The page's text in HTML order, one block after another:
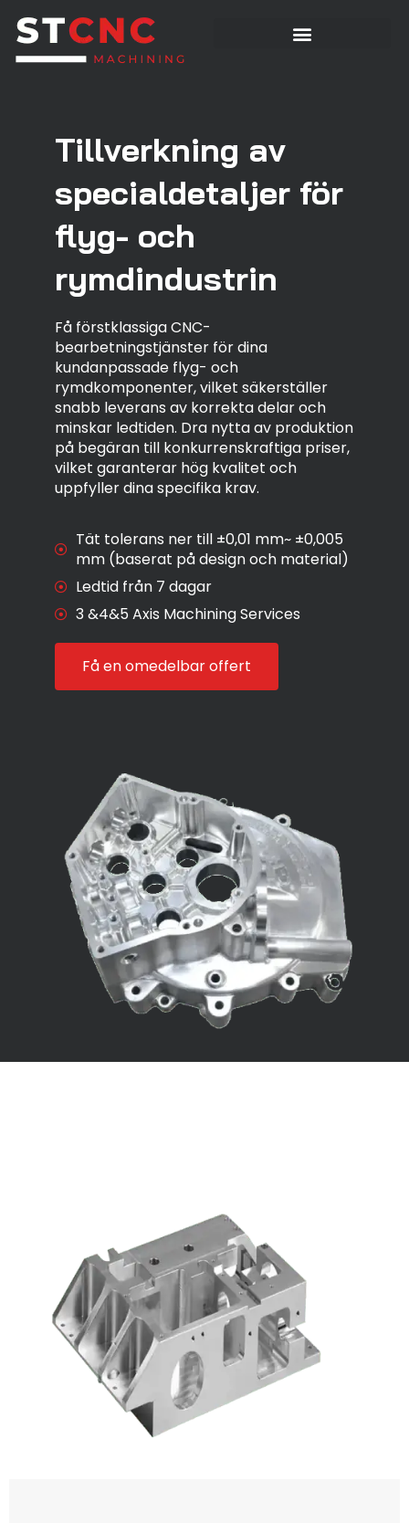
Tillverkning av
specialdetaljer för
flyg- och
rymdindustrin
Få förstklassiga CNC-
bearbetningstjänster för dina
kundanpassade flyg- och
rymdkomponenter, vilket säkerställer
snabb leverans av korrekta delar och
minskar ledtiden. Dra nytta av produktion
på begäran till konkurrenskraftiga priser,
vilket garanterar hög kvalitet och
uppfyller dina specifika krav.
Tät tolerans ner till ±0,01 mm~ ±0,005
mm (baserat på design och material)
Ledtid från 7 dagar
3 &4&5 Axis Machining Services
Få en omedelbar offert